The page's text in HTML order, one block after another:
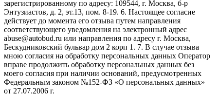
зарегистрированному по адресу: 109544, г. Москва, б-р
Энтузиастов, д. 2, эт.13, пом. 8-19. 6. Настоящее согласие
действует до момента его отзыва путем направления
соответствующего уведомления на электронный адрес
abuse@autobud.ru или направления по адресу г. Москва,
Бескудниковский бульвар дом 2 корп 1. 7. В случае отзыва
мною согласия на обработку персональных данных Оператор
вправе продолжить обработку персональных данных без
моего согласия при наличии оснований, предусмотренных
Федеральным законом №152-ФЗ «О персональных данных»
от 27.07.2006 г.